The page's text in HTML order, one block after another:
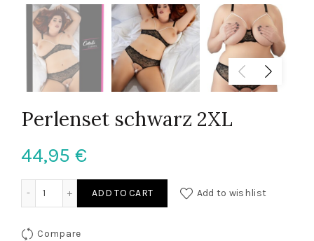
Perlenset schwarz 2XL
44,95 €
Perlenset schwarz 2XL quantity
ADD TO CART Add to wishlist
Compare